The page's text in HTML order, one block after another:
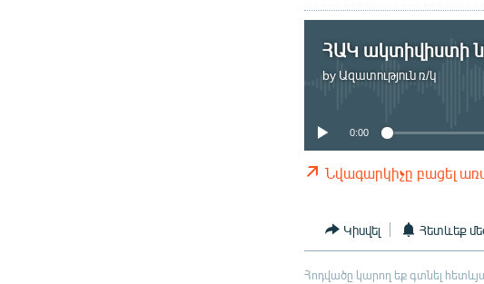
by Ազատություն ռ/կ
0:00
Նվագարկիչը բացել
Կիսվել Հետևեք
Հոդվածը կարող եք գտնել